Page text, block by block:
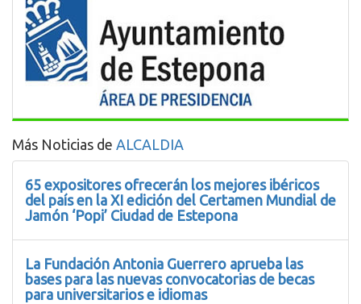
Más Noticias de ALCALDIA
65 expositores ofrecerán los mejores ibéricos
del país en la XI edición del Certamen Mundial de
Jamón ‘Popi’ Ciudad de Estepona
La Fundación Antonia Guerrero aprueba las
bases para las nuevas convocatorias de becas
para universitarios e idiomas